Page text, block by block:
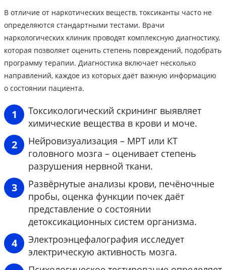
В отличие от наркотических веществ, токсиканты часто не
определяются стандартными тестами. Врачи
наркологических клиник проводят комплексную диагностику,
которая позволяет оценить степень повреждений, подобрать
программу терапии. Диагностика включает несколько
направлений, каждое из которых даёт важную информацию
о состоянии пациента.
Токсикологический скрининг выявляет
химические вещества в крови и моче.
Нейровизуализация – МРТ или КТ
головного мозга – оценивает степень
разрушения нервной ткани.
Развёрнутые анализы крови, печёночные
пробы, оценка функции почек даёт
представление о состоянии
детоксикационных систем организма.
Электроэнцефалография исследует
электрическую активность мозга.